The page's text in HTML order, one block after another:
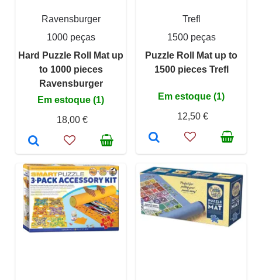
Ravensburger
1000 peças
Hard Puzzle Roll Mat up
to 1000 pieces
Ravensburger
Em estoque (1)
18,00 €
Trefl
1500 peças
Puzzle Roll Mat up to
1500 pieces Trefl
Em estoque (1)
12,50 €